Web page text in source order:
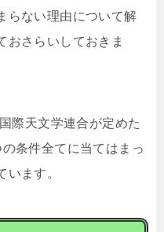
らない理由について解
おさらいしておきま
際天文学連合が定めた
条件全てに当てはまっ
います。